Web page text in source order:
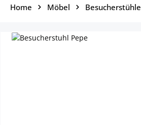
Home Möbel Besucherstühle